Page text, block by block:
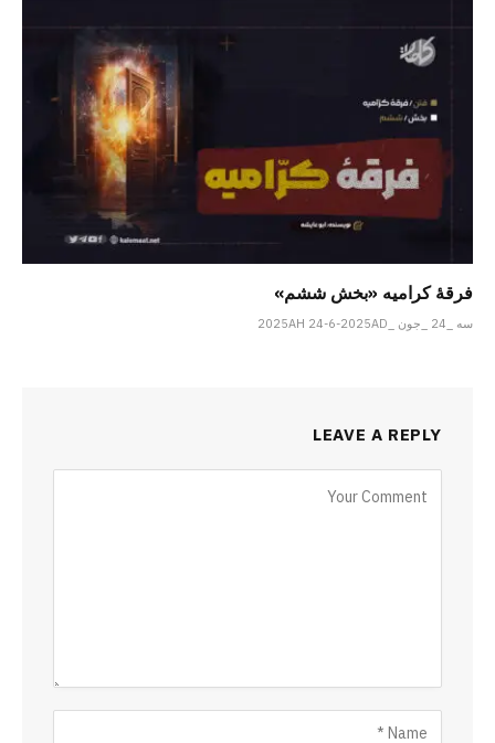
فرقهٔ کرامیه «بخش ششم»
سه _24 _جون _2025AH 24-6-2025AD
LEAVE A REPLY